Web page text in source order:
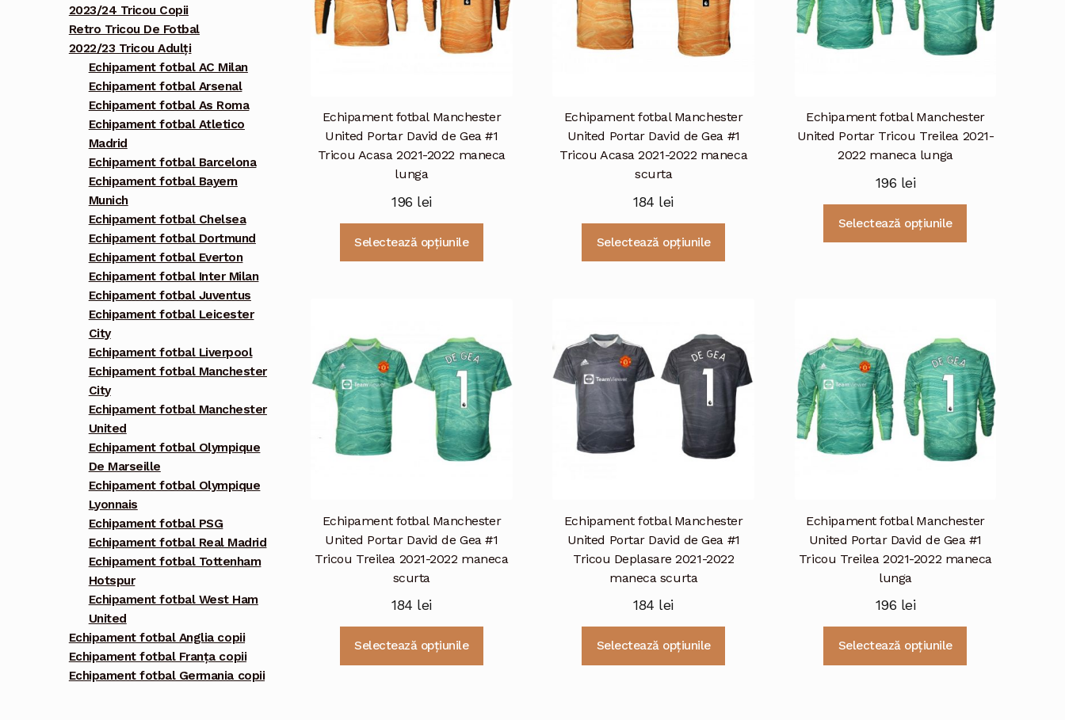
Echipament fotbal Manchester
United Portar David de Gea #1
Tricou Acasa 2021-2022 maneca
lunga
196 lei
Selectează opțiunile
Opțiunile
pot
fi
alese
în
pagina
produsului.
Echipament fotbal Manchester
United Portar David de Gea #1
Tricou Acasa 2021-2022 maneca
scurta
184 lei
Selectează opțiunile
Opțiunile
pot
alese
în
pagina
produsului.
Echipament fotbal Manchester
United Portar Tricou Treilea 2021-
2022 maneca lunga
196 lei
Selectează opțiunile
pot
fi
alese
în
pagina
produsului.
Echipament fotbal Manchester
United Portar David de Gea #1
Tricou Treilea 2021-2022 maneca
scurta
184 lei
Selectează opțiunile
Echipament fotbal Manchester
United Portar David de Gea #1
Tricou Deplasare 2021-2022
maneca scurta
184 lei
Selectează opțiunile
Echipament fotbal Manchester
United Portar David de Gea #1
Tricou Treilea 2021-2022 maneca
lunga
196 lei
Selectează opțiunile
2023/24 Tricou Copii
Retro Tricou De Fotbal
2022/23 Tricou Adulți
Echipament fotbal AC Milan
Echipament fotbal Arsenal
Echipament fotbal As Roma
Echipament fotbal Atletico
Madrid
Echipament fotbal Barcelona
Echipament fotbal Bayern
Munich
Echipament fotbal Chelsea
Echipament fotbal Dortmund
Echipament fotbal Everton
Echipament fotbal Inter Milan
Echipament fotbal Juventus
Echipament fotbal Leicester
City
Echipament fotbal Liverpool
Echipament fotbal Manchester
City
Echipament fotbal Manchester
United
Echipament fotbal Olympique
De Marseille
Echipament fotbal Olympique
Lyonnais
Echipament fotbal PSG
Echipament fotbal Real Madrid
Echipament fotbal Tottenham
Hotspur
Echipament fotbal West Ham
United
Echipament fotbal Anglia copii
Echipament fotbal Franța copii
Echipament fotbal Germania copii